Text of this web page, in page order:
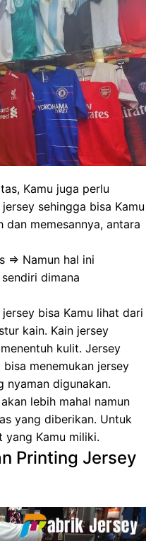
Kamu juga perlu
sehingga bisa Kamu
memesannya, antara
=> Namun hal ini
dimana
bisa Kamu lihat dari
kain. Kain jersey
kulit. Jersey
menemukan jersey
nyaman digunakan.
lebih mahal namun
yang diberikan. Untuk
yang Kamu miliki.
Printing Jersey